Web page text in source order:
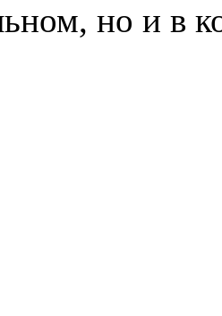
но и в